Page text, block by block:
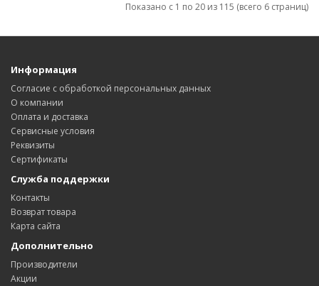
Показано с 1 по 20 из 115 (всего 6 страниц)
Информация
Согласие с обработкой персональных данных
О компании
Оплата и доставка
Сервисные условия
Реквизиты
Сертификаты
Служба поддержки
Контакты
Возврат товара
Карта сайта
Дополнительно
Производители
Акции